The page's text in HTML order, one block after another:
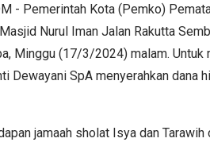
- Pemerintah Kota (Pemko)
Nurul Iman Jalan Rakutta
Minggu (17/3/2024) malam.
Dewayani SpA menyerahkan dana
jamaah sholat Isya dan